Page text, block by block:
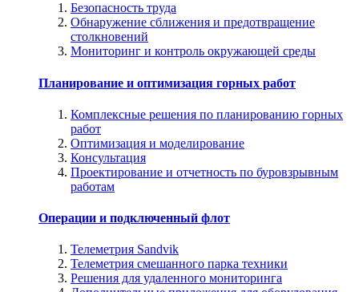
Безопасность труда
Обнаружение сближения и предотвращение
столкновений
Мониторинг и контроль окружающей среды
Планирование и оптимизация горных работ
Комплексные решения по планированию горных
работ
Оптимизация и моделирование
Консультация
Проектирование и отчетность по буровзрывным
работам
Операции и подключенный флот
Телеметрия Sandvik
Телеметрия смешанного парка техники
Решения для удаленного мониторинга